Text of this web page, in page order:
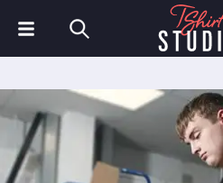
Sweats à capuche
Polos